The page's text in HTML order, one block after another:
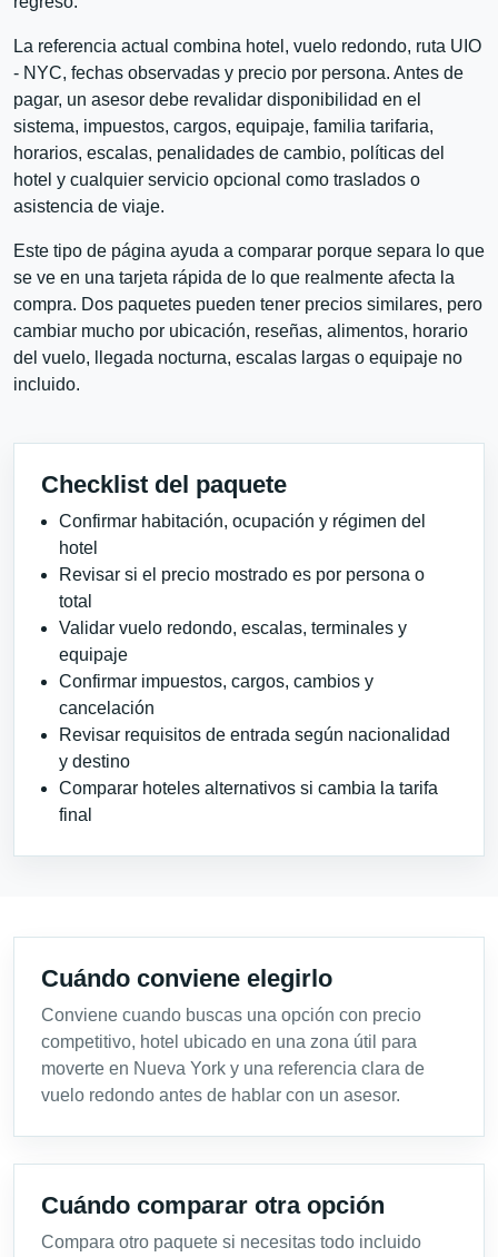
La referencia actual combina hotel, vuelo redondo, ruta UIO
- NYC, fechas observadas y precio por persona. Antes de
pagar, un asesor debe revalidar disponibilidad en el
sistema, impuestos, cargos, equipaje, familia tarifaria,
horarios, escalas, penalidades de cambio, políticas del
hotel y cualquier servicio opcional como traslados o
asistencia de viaje.
Este tipo de página ayuda a comparar porque separa lo que
se ve en una tarjeta rápida de lo que realmente afecta la
compra. Dos paquetes pueden tener precios similares, pero
cambiar mucho por ubicación, reseñas, alimentos, horario
del vuelo, llegada nocturna, escalas largas o equipaje no
incluido.
Checklist del paquete
Confirmar habitación, ocupación y régimen del
hotel
Revisar si el precio mostrado es por persona o
total
Validar vuelo redondo, escalas, terminales y
equipaje
Confirmar impuestos, cargos, cambios y
cancelación
Revisar requisitos de entrada según nacionalidad
y destino
Comparar hoteles alternativos si cambia la tarifa
final
Cuándo conviene elegirlo
Conviene cuando buscas una opción con precio
competitivo, hotel ubicado en una zona útil para
moverte en Nueva York y una referencia clara de
vuelo redondo antes de hablar con un asesor.
Cuándo comparar otra opción
Compara otro paquete si necesitas todo incluido